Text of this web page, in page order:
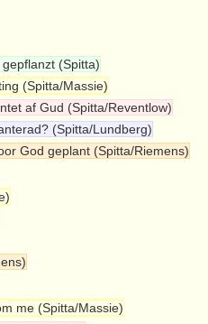
(Spitta)
(Spitta/Massie)
af Gud (Spitta/Reventlow)
(Spitta/Lundberg)
God geplant (Spitta/Riemens)
me (Spitta/Massie)